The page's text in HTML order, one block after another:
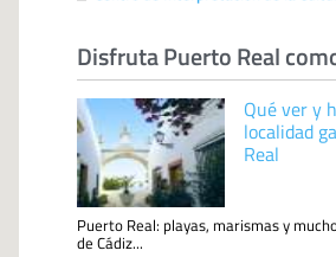
Disfruta Puerto Real
Qué ver y
localidad
Real
Puerto Real: playas, marismas y
de Cádiz...